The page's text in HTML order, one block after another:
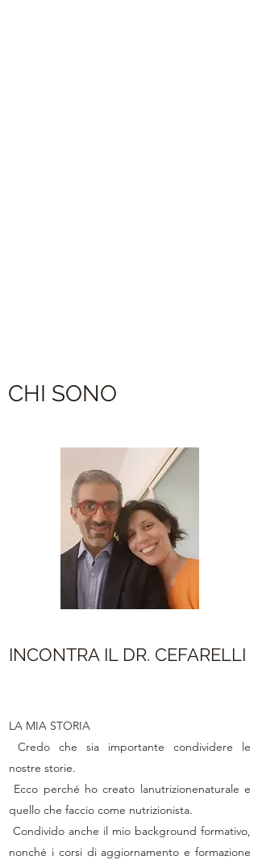
CHI SONO
INCONTRA IL DR. CEFARELLI
LA MIA STORIA
Credo che sia importante condividere le
nostre storie.
Ecco perché ho creato lanutrizionenaturale e
quello che faccio come nutrizionista.
Condivido anche il mio background formativo,
nonché i corsi di aggiornamento e formazione